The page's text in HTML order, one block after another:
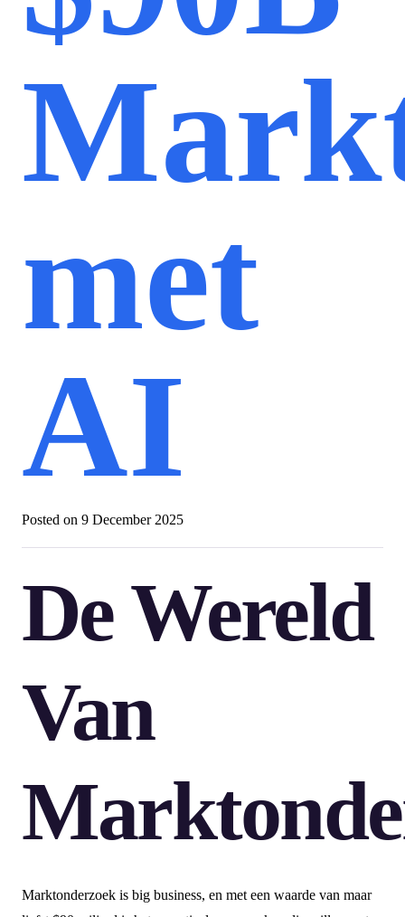
met
AI
Posted on 9 December 2025
De Wereld
Van
Marktonderzoek is big business, en met een waarde van maar